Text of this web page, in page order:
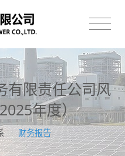
有限责任公司风
年度）
/ 财务报告